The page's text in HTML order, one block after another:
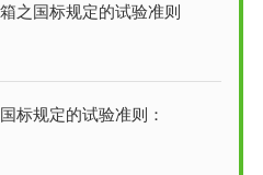
之国标规定的试验准则
标规定的试验准则：